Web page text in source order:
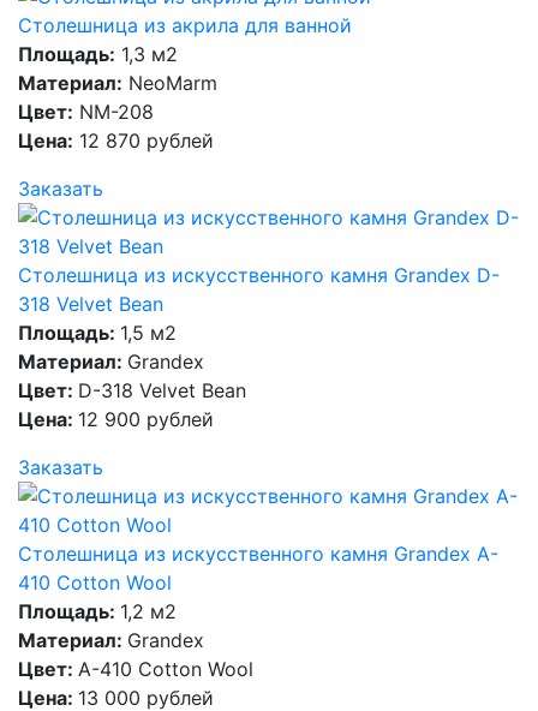
Столешница из акрила для ванной
Площадь: 1,3 м2
Материал: NeoMarm
Цвет: NM-208
Цена: 12 870 рублей
Заказать
Столешница из искусственного камня Grandex D-
318 Velvet Bean
Площадь: 1,5 м2
Материал: Grandex
Цвет: D-318 Velvet Bean
Цена: 12 900 рублей
Заказать
Столешница из искусственного камня Grandex A-
410 Cotton Wool
Площадь: 1,2 м2
Материал: Grandex
Цвет: A-410 Cotton Wool
Цена: 13 000 рублей